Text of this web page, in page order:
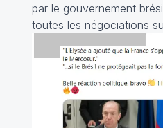
par le gouvernement
toutes les négociations